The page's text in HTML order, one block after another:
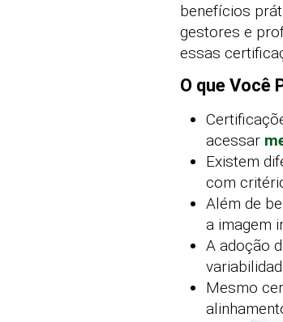
benefícios
gestores e
essas
O que Você
acessar
Existem
com
Além de
a imagem
A adoção
Mesmo